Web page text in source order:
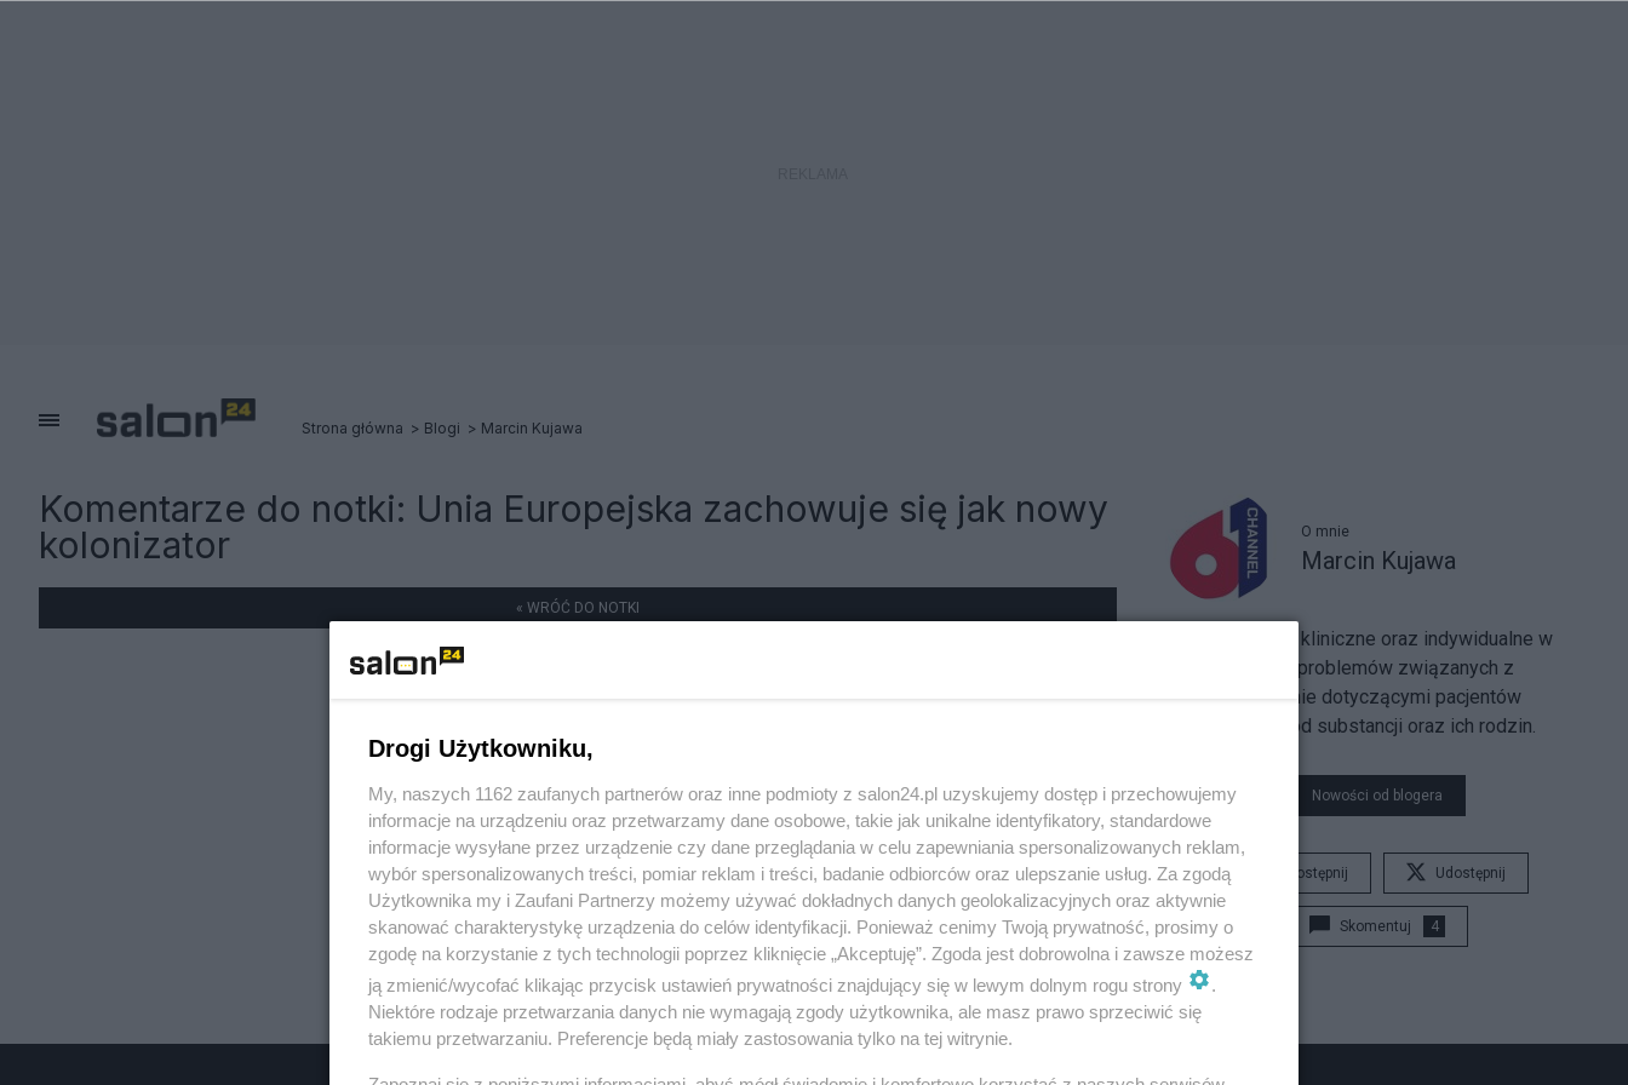
Strona główna Blogi Marcin Kujawa
Komentarze do notki: Unia Europejska zachowuje się jak nowy
kolonizator
« WRÓĆ DO NOTKI
O mnie
Marcin Kujawa
Doświadczenie kliniczne oraz indywidualne w
rozwiązywaniu problemów związanych z
nałogami, głównie dotyczącymi pacjentów
uzależnionych od substancji oraz ich rodzin.
Nowości od blogera
Udostępnij Udostępnij
Skomentuj 4
Drogi Użytkowniku,
My, naszych 1162 zaufanych partnerów oraz inne podmioty z salon24.pl uzyskujemy dostęp i przechowujemy
informacje na urządzeniu oraz przetwarzamy dane osobowe, takie jak unikalne identyfikatory, standardowe
informacje wysyłane przez urządzenie czy dane przeglądania w celu zapewniania spersonalizowanych reklam,
wybór spersonalizowanych treści, pomiar reklam i treści, badanie odbiorców oraz ulepszanie usług. Za zgodą
Użytkownika my i Zaufani Partnerzy możemy używać dokładnych danych geolokalizacyjnych oraz aktywnie
skanować charakterystykę urządzenia do celów identyfikacji. Ponieważ cenimy Twoją prywatność, prosimy o
zgodę na korzystanie z tych technologii poprzez kliknięcie „Akceptuję”. Zgoda jest dobrowolna i zawsze możesz
ją zmienić/wycofać klikając przycisk ustawień prywatności znajdujący się w lewym dolnym rogu strony
.
Niektóre rodzaje przetwarzania danych nie wymagają zgody użytkownika, ale masz prawo sprzeciwić się
takiemu przetwarzaniu. Preferencje będą miały zastosowania tylko na tej witrynie.